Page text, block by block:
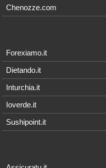
Chenozze.com
Forexiamo.it
Dietando.it
Inturchia.it
Ioverde.it
Sushipoint.it